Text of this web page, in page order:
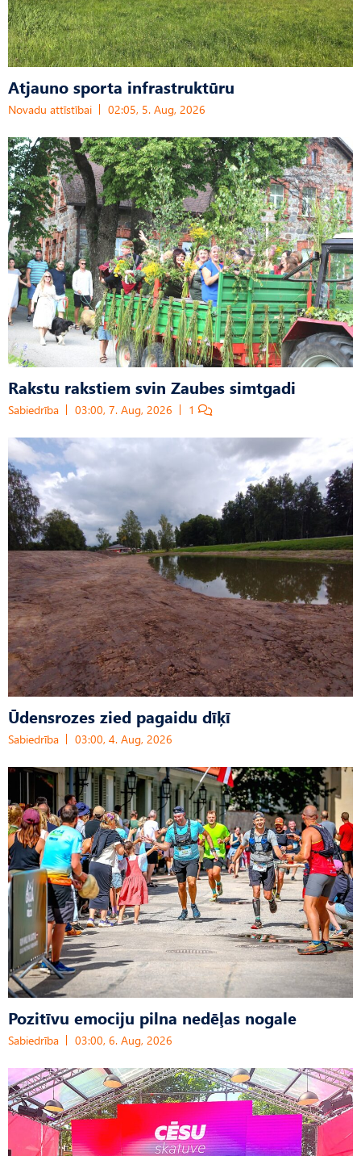
Atjauno sporta infrastruktūru
Novadu attīstībai 02:05, 5. Aug, 2026
Rakstu rakstiem svin Zaubes simtgadi
Sabiedrība 03:00, 7. Aug, 2026 1
Ūdensrozes zied pagaidu dīķī
Sabiedrība 03:00, 4. Aug, 2026
Pozitīvu emociju pilna nedēļas nogale
Sabiedrība 03:00, 6. Aug, 2026